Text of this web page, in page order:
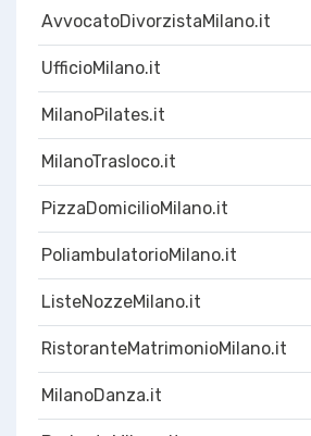
AvvocatoDivorzistaMilano.it
UfficioMilano.it
MilanoPilates.it
MilanoTrasloco.it
PizzaDomicilioMilano.it
PoliambulatorioMilano.it
ListeNozzeMilano.it
RistoranteMatrimonioMilano.it
MilanoDanza.it